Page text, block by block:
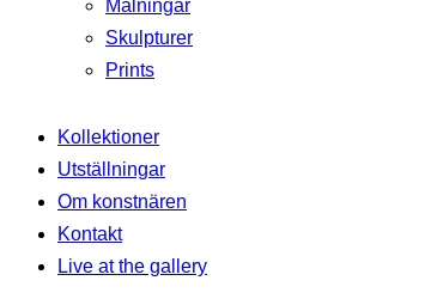
Målningar
Skulpturer
Prints
Kollektioner
Utställningar
Om konstnären
Kontakt
Live at the gallery